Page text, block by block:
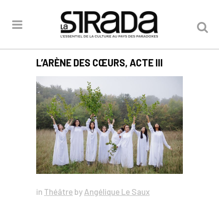
L’ARÈNE DES CŒURS, ACTE III
in Théâtre by Angélique Le Saux